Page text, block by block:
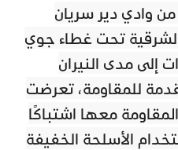
من وادي دير سريان
الشرقية تحت غطاء جوي
إلى مدى النيران
للمقاومة، تعرضت
معها اشتباكًا
الأسلحة الخفيفة